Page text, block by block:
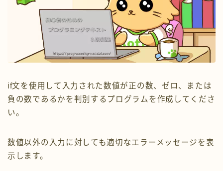
if文を使用して入力された数値が正の数、ゼロ、または
負の数であるかを判別するプログラムを作成してくださ
い。
数値以外の入力に対しても適切なエラーメッセージを表
示します。